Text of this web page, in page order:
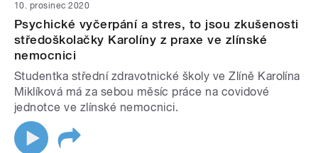
10. prosinec 2020
Psychické vyčerpání a stres, to jsou zkušenosti
středoškolačky Karolíny z praxe ve zlínské
nemocnici
Studentka střední zdravotnické školy ve Zlíně Karolína
Miklíková má za sebou měsíc práce na covidové
jednotce ve zlínské nemocnici.